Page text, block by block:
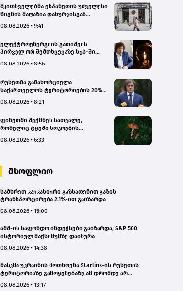
მკითხველებმა ესპანეთის უძველესი
წიგნის მაღაზია დახურვისგან
08.08.2026 • 9:41
ელექტროენერგიის გათიშვის
პირველ ორ შემთხვევაზე სუს-ში
გათიშვას ჰქონდა კონკრეტული
სამუშაოები ენგურჰესზე - კობახიძე
08.08.2026 • 8:56
რუსეთმა განახორციელა
საქართველოს ტერიტორიების 20%-
რეჟიმის და „ნაცმოძრაობის“
გადაფარავს ამ დანაშაულს, ეს იყო
დანაშაული ჩვენი სახელმწიფოს
წინაშე - კობახიძე
08.08.2026 • 8:21
ფინეთში შექმნეს სათვალე,
რომელიც ტყეში სოკოების
08.08.2026 • 6:33
მსოფლიო
სამხრეთ კავკასიური გაზსადენით გაზის
ტრანსპორტირება 2.1%-ით გაიზარდა
08.08.2026 • 15:00
აშშ-ის საფონდო ინდექსები გაიზარდა, S&P 500
ისტორიულ მაქსიმუმზე დაიხურა
08.08.2026 • 14:38
მასკმა უკრაინის მოთხოვნა Starlink-ის რუსეთის
ტერიტორიაზე გამოყენებაზე ამ დრომდე არ
08.08.2026 • 13:17